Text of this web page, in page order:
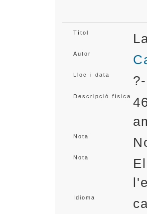
Títol
Autor
Lloc i data
Descripció física
Nota
Nota
Idioma